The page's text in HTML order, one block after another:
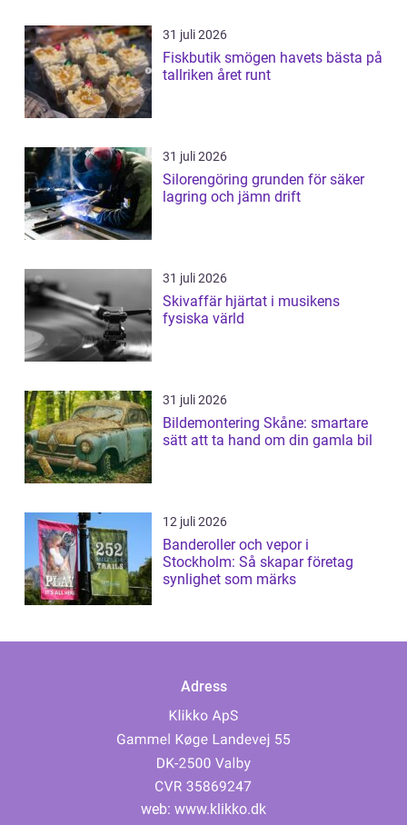
31 juli 2026
Fiskbutik smögen havets bästa på
tallriken året runt
31 juli 2026
Silorengöring grunden för säker
lagring och jämn drift
31 juli 2026
Skivaffär hjärtat i musikens
fysiska värld
31 juli 2026
Bildemontering Skåne: smartare
sätt att ta hand om din gamla bil
12 juli 2026
Banderoller och vepor i
Stockholm: Så skapar företag
synlighet som märks
Adress
web: www.klikko.dk